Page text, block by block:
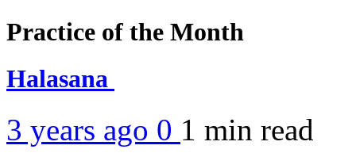
Practice of the Month
Halasana
3 years ago 0 1 min read